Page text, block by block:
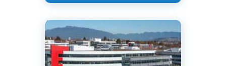
Английский
Ванкувер, Сарри, Канада
Частный